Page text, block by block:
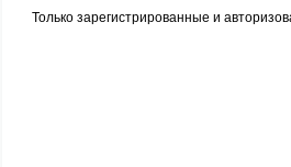
Только зарегистрированные и